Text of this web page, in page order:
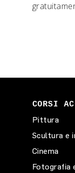
CORSI
Pittura
Scultura e
Cinema
Fotografia